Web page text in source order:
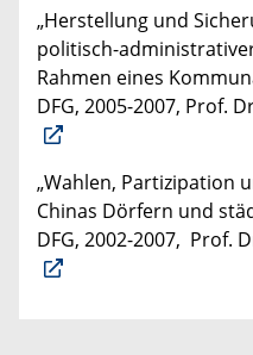
„Herstellung und
politisch-
Rahmen eines
DFG, 2005-2007, Prof.
„Wahlen, Partizipation
Chinas Dörfern und
DFG, 2002-2007, Prof.